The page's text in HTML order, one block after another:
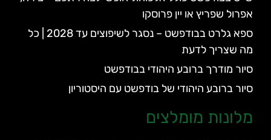
אפרול שפריץ או יין פרוסקו
ספא גלרט בבודפשט – נסגר לשיפוצים עד 2028 | כל
מה שצריך לדעת
סיור מודרך ברובע היהודי בבודפשט
סיור ברובע היהודי של בודפשט עם היסטוריון
מלונות מומלצים